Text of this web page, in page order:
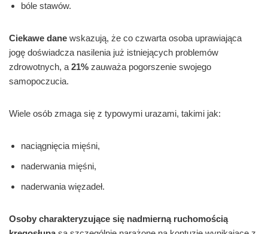
bóle stawów.
Ciekawe dane wskazują, że co czwarta osoba uprawiająca
jogę doświadcza nasilenia już istniejących problemów
zdrowotnych, a 21% zauważa pogorszenie swojego
samopoczucia.
Wiele osób zmaga się z typowymi urazami, takimi jak:
naciągnięcia mięśni,
naderwania mięśni,
naderwania więzadeł.
Osoby charakteryzujące się nadmierną ruchomością